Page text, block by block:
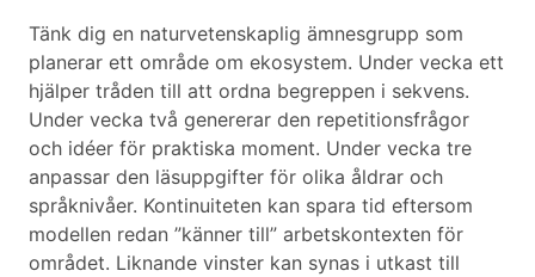
Tänk dig en naturvetenskaplig ämnesgrupp som
planerar ett område om ekosystem. Under vecka ett
hjälper tråden till att ordna begreppen i sekvens.
Under vecka två genererar den repetitionsfrågor
och idéer för praktiska moment. Under vecka tre
anpassar den läsuppgifter för olika åldrar och
språknivåer. Kontinuiteten kan spara tid eftersom
modellen redan ”känner till” arbetskontexten för
området. Liknande vinster kan synas i utkast till